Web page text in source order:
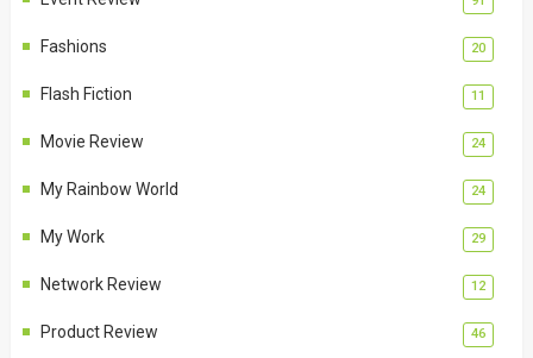
Fashions 20
Flash Fiction 11
Movie Review 24
My Rainbow World 24
My Work 29
Network Review 12
Product Review 46